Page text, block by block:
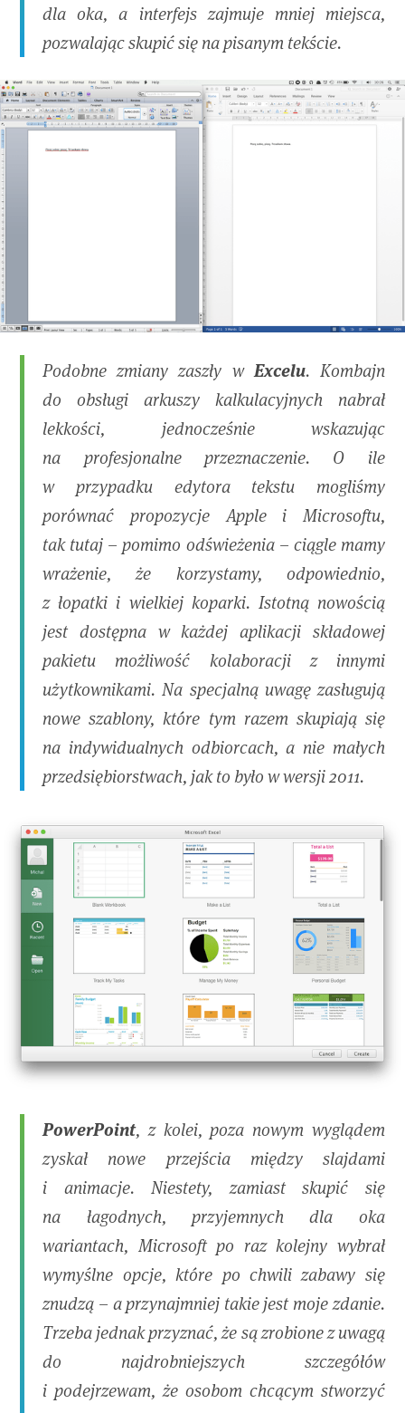
dla oka, a interfejs zajmuje mniej miejsca,
pozwalając skupić się na pisanym tekście.
Podobne zmiany zaszły wExcelu. Kombajn
do obsługi arkuszy kalkulacyjnych nabrał
lekkości, jednocześnie wskazując
na profesjonalne przeznaczenie. O ile
w przypadku edytora tekstu mogliśmy
porównać propozycje Apple i Microsoftu,
tak tutaj – pomimo odświeżenia – ciągle mamy
wrażenie, że korzystamy, odpowiednio,
z łopatki i wielkiej koparki. Istotną nowością
jest dostępna w każdej aplikacji składowej
pakietu możliwość kolaboracji z innymi
użytkownikami. Na specjalną uwagę zasługują
nowe szablony, które tym razem skupiają się
na indywidualnych odbiorcach, a nie małych
przedsiębiorstwach, jak to było w wersji 2011.
PowerPoint, z kolei, poza nowym wyglądem
zyskał nowe przejścia między slajdami
i animacje. Niestety, zamiast skupić się
na łagodnych, przyjemnych dla oka
wariantach, Microsoft po raz kolejny wybrał
wymyślne opcje, które po chwili zabawy się
znudzą – a przynajmniej takie jest moje zdanie.
Trzeba jednak przyznać, że są zrobione z uwagą
do najdrobniejszych szczegółów
i podejrzewam, że osobom chcącym stworzyć